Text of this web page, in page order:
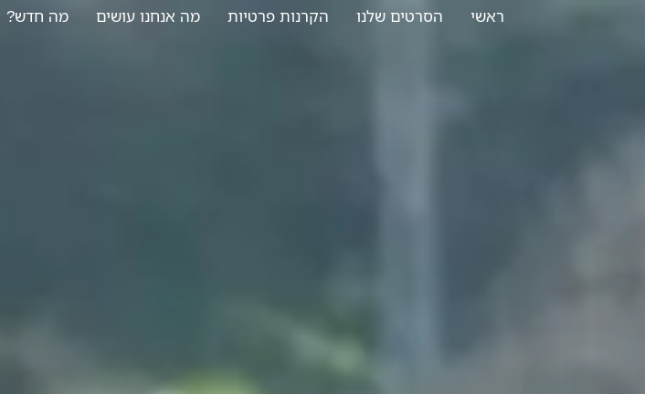
ראשי הסרטים שלנו הקרנות פרטיות מה אנחנו עושים מה חדש?